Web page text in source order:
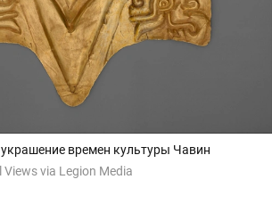
времен культуры Чавин
Views via Legion Media